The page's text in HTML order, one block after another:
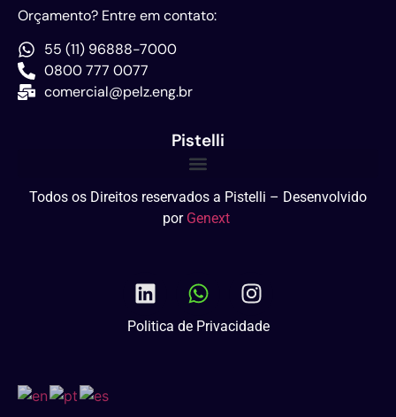
Orçamento? Entre em contato:
55 (11) 96888-7000
0800 777 0077
comercial@pelz.eng.br
Pistelli
Todos os Direitos reservados a Pistelli – Desenvolvido
por Genext
Politica de Privacidade